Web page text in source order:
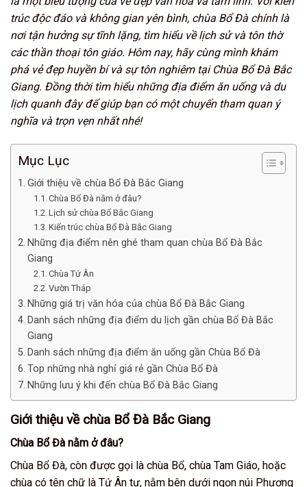
trúc độc đáo và không gian yên bình, chùa Bổ Đà chính là
nơi tận hưởng sự tĩnh lặng, tìm hiểu về lịch sử và tôn thờ
các thần thoại tôn giáo. Hôm nay, hãy cùng mình khám
phá vẻ đẹp huyền bí và sự tôn nghiêm tại Chùa Bổ Đà Bắc
Giang. Đồng thời tìm hiểu những địa điểm ăn uống và du
lịch quanh đây để giúp bạn có một chuyến tham quan ý
nghĩa và trọn vẹn nhất nhé!
Mục Lục
Giới thiệu về chùa Bổ Đà Bắc Giang
Chùa Bổ Đà nằm ở đâu?
Lịch sử chùa Bổ Bắc Giang
Kiến trúc chùa Bổ Đà Bắc Giang
Những địa điểm nên ghé tham quan chùa Bổ Đà Bắc
Giang
Chùa Tứ Ân
Vườn Tháp
Những giá trị văn hóa của chùa Bổ Đà Bắc Giang
Danh sách những địa điểm du lịch gần chùa Bổ Đà Bắc
Giang
Danh sách những địa điểm ăn uống gần Chùa Bổ Đà
Top những nhà nghỉ giá rẻ gần Chùa Bổ Đà
Những lưu ý khi đến chùa Bổ Đà Bắc Giang
Giới thiệu về chùa Bổ Đà Bắc Giang
Chùa Bổ Đà nằm ở đâu?
Chùa Bổ Đà, còn được gọi là chùa Bổ, chùa Tam Giáo, hoặc
chùa có tên chữ là Tứ Ân tự, nằm bên dưới ngọn núi Phượng